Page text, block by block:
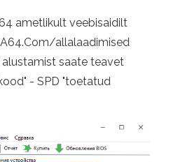
ametlikult veebisaidilt
allalaadimised
saate teavet
- SPD "toetatud